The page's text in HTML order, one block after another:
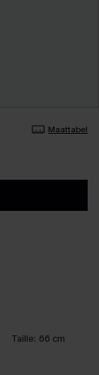
Maattabel
Taille: 66 cm